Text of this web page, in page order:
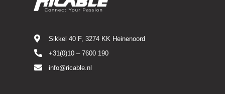
Sikkel 40 F, 3274 KK Heinenoord
+31(0)10 – 7600 190
info@ricable.nl